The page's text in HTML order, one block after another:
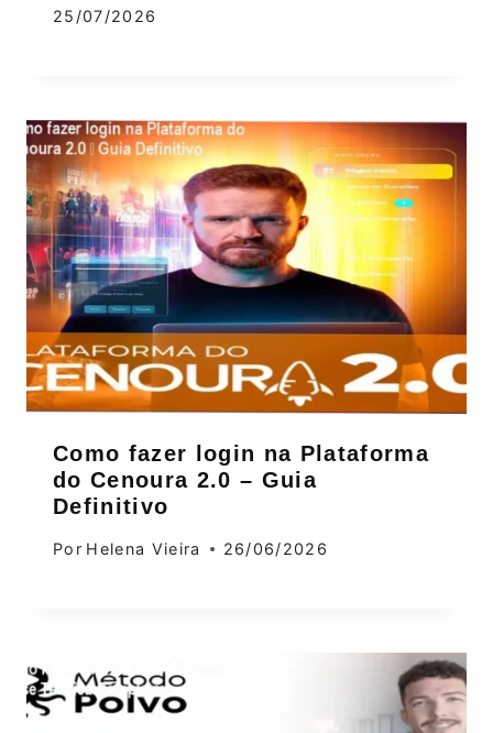
25/07/2026
Como fazer login na Plataforma
do Cenoura 2.0 – Guia
Definitivo
Por Helena Vieira 26/06/2026